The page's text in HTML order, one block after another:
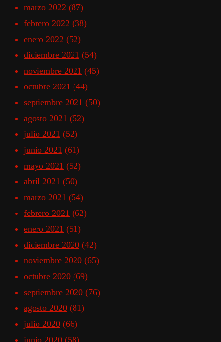
marzo 2022 (87)
febrero 2022 (38)
enero 2022 (52)
diciembre 2021 (54)
noviembre 2021 (45)
octubre 2021 (44)
septiembre 2021 (50)
agosto 2021 (52)
julio 2021 (52)
junio 2021 (61)
mayo 2021 (52)
abril 2021 (50)
marzo 2021 (54)
febrero 2021 (62)
enero 2021 (51)
diciembre 2020 (42)
noviembre 2020 (65)
octubre 2020 (69)
septiembre 2020 (76)
agosto 2020 (81)
julio 2020 (66)
junio 2020 (58)